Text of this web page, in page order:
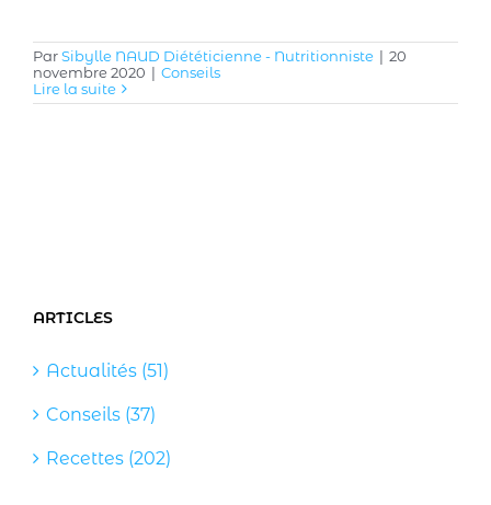
ParSibylle NAUD Diététicienne - Nutritionniste | 20
novembre 2020 | Conseils
Lire la suite
ARTICLES
Actualités (51)
Conseils (37)
Recettes (202)